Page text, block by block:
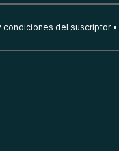
condiciones del suscriptor